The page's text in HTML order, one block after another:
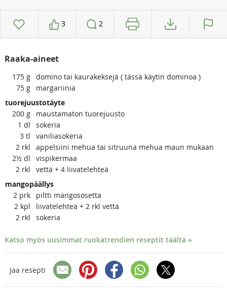
3 2
Raaka-aineet
175 g domino tai kaurakeksejä ( tässä käytin dominoa )
75 g
margariinia
tuorejuustotäyte
200 g
maustamaton tuorejuusto
1 dl
sokeria
3 tl
vaniliasokeria
2 rkl
appelsiini mehua tai sitruuna mehua maun mukaan
2½ dl
vispikermaa
2 rkl
vettä + 4 liivatelehteä
mangopäällys
2 prk
piltti mangososetta
2 kpl
liivatelehteä + 2 rkl vettä
2 rkl sokeria
Katso myös uusimmat ruokatrendien reseptit täältä »
Jaa resepti